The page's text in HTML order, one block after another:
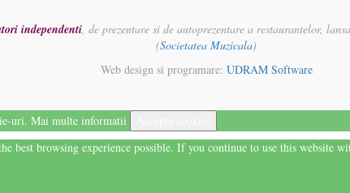
independenti, de prezentare si de autoprezentare a restaurantelor,
(Societatea Muzicala)
Web design si programare: UDRAM Software
uri. Mai multe informatii
best browsing experience possible. If you continue to use this website